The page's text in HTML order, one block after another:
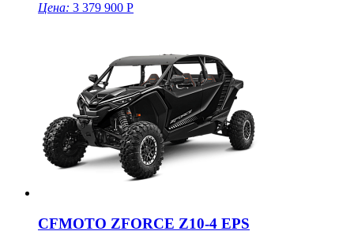
Цена: 3 379 900 Р
CFMOTO ZFORCE Z10-4 EPS